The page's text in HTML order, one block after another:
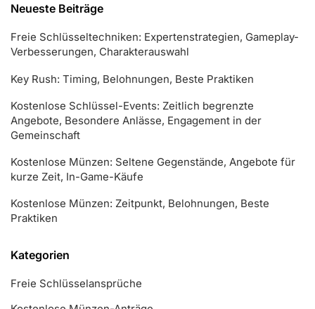
Neueste Beiträge
Freie Schlüsseltechniken: Expertenstrategien, Gameplay-
Verbesserungen, Charakterauswahl
Key Rush: Timing, Belohnungen, Beste Praktiken
Kostenlose Schlüssel-Events: Zeitlich begrenzte
Angebote, Besondere Anlässe, Engagement in der
Gemeinschaft
Kostenlose Münzen: Seltene Gegenstände, Angebote für
kurze Zeit, In-Game-Käufe
Kostenlose Münzen: Zeitpunkt, Belohnungen, Beste
Praktiken
Kategorien
Freie Schlüsselansprüche